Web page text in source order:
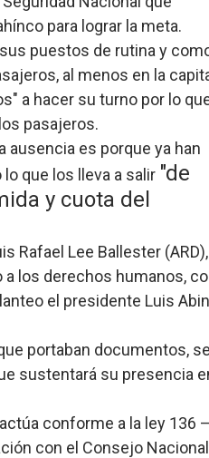
Anuales de
se reúnen en
décadas de
mejores bancos del mundo
Interna y Externa
para lograr la meta.
puestos de rutina y
al menos en la
a hacer su turno por lo
pasajeros.
es porque ya han
que los lleva a salir "de
y cuota del
Rafael Lee Ballester (ARD),
los derechos humanos,
el presidente Luis
portaban documentos,
sustentará su presencia
conforme a la ley 136
con el Consejo